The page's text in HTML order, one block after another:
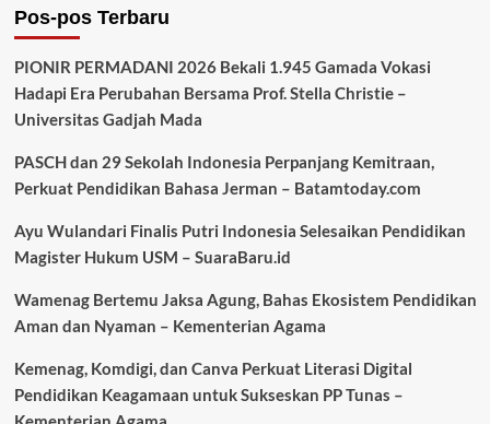
Pos-pos Terbaru
PIONIR PERMADANI 2026 Bekali 1.945 Gamada Vokasi
Hadapi Era Perubahan Bersama Prof. Stella Christie –
Universitas Gadjah Mada
PASCH dan 29 Sekolah Indonesia Perpanjang Kemitraan,
Perkuat Pendidikan Bahasa Jerman – Batamtoday.com
Ayu Wulandari Finalis Putri Indonesia Selesaikan Pendidikan
Magister Hukum USM – SuaraBaru.id
Wamenag Bertemu Jaksa Agung, Bahas Ekosistem Pendidikan
Aman dan Nyaman – Kementerian Agama
Kemenag, Komdigi, dan Canva Perkuat Literasi Digital
Pendidikan Keagamaan untuk Sukseskan PP Tunas –